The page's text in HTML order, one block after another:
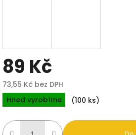
89 Kč
73,55 Kč bez DPH
Měrná
cena:
Hned vyrobíme (100 ks)